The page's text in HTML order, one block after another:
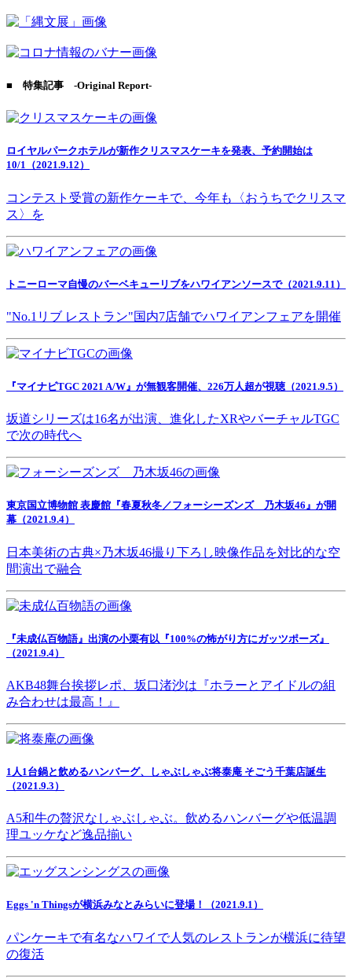
■ 特集記事 -Original Report-
ロイヤルパークホテルが新作クリスマスケーキを発表、予約開始は
10/1（2021.9.12）
コンテスト受賞の新作ケーキで、今年も〈おうちでクリスマ
ス〉を
トニーローマ自慢のバーベキューリブをハワイアンソースで（2021.9.11）
"No.1リブ レストラン"国内7店舗でハワイアンフェアを開催
『マイナビTGC 2021 A/W』が無観客開催、226万人超が視聴（2021.9.5）
坂道シリーズは16名が出演、進化したXRやバーチャルTGC
で次の時代へ
東京国立博物館 表慶館『春夏秋冬／フォーシーズンズ 乃木坂46』が開
幕（2021.9.4）
日本美術の古典×乃木坂46撮り下ろし映像作品を対比的な空
間演出で融合
『未成仏百物語』出演の小栗有以『100%の怖がり方にガッツポーズ』
（2021.9.4）
AKB48舞台挨拶レポ、坂口渚沙は『ホラーとアイドルの組
み合わせは最高！』
1人1台鍋と飲めるハンバーグ、しゃぶしゃぶ将泰庵 そごう千葉店誕生
（2021.9.3）
A5和牛の贅沢なしゃぶしゃぶ。飲めるハンバーグや低温調
理ユッケなど逸品揃い
Eggs 'n Thingsが横浜みなとみらいに登場！（2021.9.1）
パンケーキで有名なハワイで人気のレストランが横浜に待望
の復活